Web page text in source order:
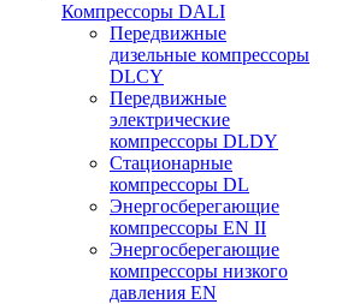
Компрессоры DALI
Передвижные
дизельные компрессоры
DLCY
Передвижные
электрические
компрессоры DLDY
Стационарные
компрессоры DL
Энергосберегающие
компрессоры EN II
Энергосберегающие
компрессоры низкого
давления EN